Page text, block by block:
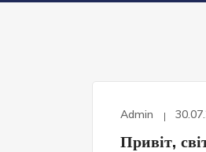
Admin
Привіт,